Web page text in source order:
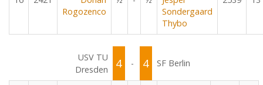
Rogozenco
Sondergaard
Thybo
USV TU
Dresden
4 - 4 SF Berlin